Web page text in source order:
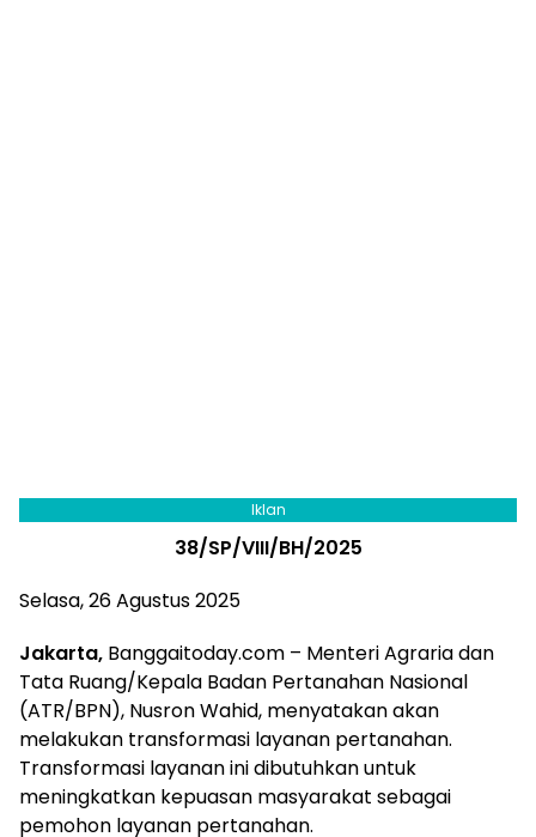
Iklan
38/SP/VIII/BH/2025
Selasa, 26 Agustus 2025
Jakarta, Banggaitoday.com – Menteri Agraria dan
Tata Ruang/Kepala Badan Pertanahan Nasional
(ATR/BPN), Nusron Wahid, menyatakan akan
melakukan transformasi layanan pertanahan.
Transformasi layanan ini dibutuhkan untuk
meningkatkan kepuasan masyarakat sebagai
pemohon layanan pertanahan.